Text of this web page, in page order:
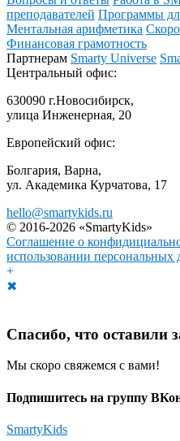
преподавателей Программы
Ментальная арифметика
Финансовая грамотность
Партнерам Smarty Universe
Центральный офис:
630090 г.Новосибирск,
улица Инженерная, 20
Европейский офис:
Болгария, Варна,
ул. Академика Курчатова, 17
hello@smartykids.ru
© 2016-2026 «SmartyKids»
Соглашение о
использовании персональных
+
✖
Спасибо, что оставили
Мы скоро свяжемся с вами!
Подпишитесь на группу
SmartyKids